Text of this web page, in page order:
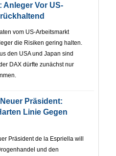
Anleger Vor US-
vom US-Arbeitsmarkt
die Risiken gering halten.
den USA und Japan sind
DAX dürfte zunächst nur
Präsident:
Linie Gegen
Präsident de la Espriella will
und den